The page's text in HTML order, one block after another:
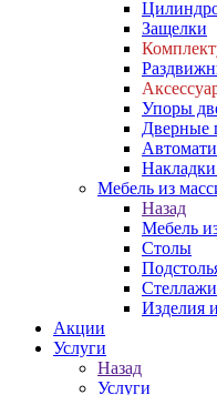
Защелки
Упоры
Дверные
Мебель из
Назад
Мебель
Столы
Стеллажи
Изделия
Акции
Услуги
Назад
Услуги